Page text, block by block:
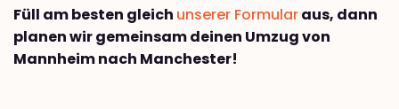
Füll am besten gleich unserer Formularaus, dann
planen wir gemeinsam deinen Umzug von
Mannheim nach Manchester!